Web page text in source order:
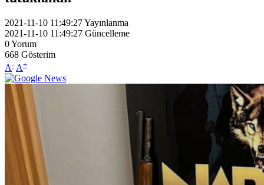
2021-11-10 11:49:27Yayınlanma
2021-11-10 11:49:27 Güncelleme
0Yorum
668 Gösterim
A- A+